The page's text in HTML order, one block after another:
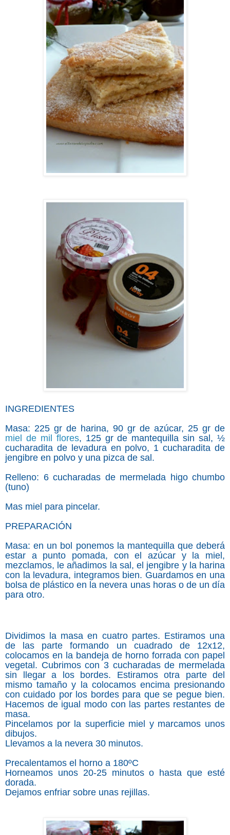
INGREDIENTES
Masa: 225 gr de harina, 90 gr de azúcar, 25 gr de
miel de mil flores, 125 gr de mantequilla sin sal, ½
cucharadita de levadura en polvo, 1 cucharadita de
jengibre en polvo y una pizca de sal.
Relleno: 6 cucharadas de mermelada higo chumbo
(tuno)
Mas miel para pincelar.
PREPARACIÓN
Masa: en un bol ponemos la mantequilla que deberá
estar a punto pomada, con el azúcar y la miel,
mezclamos, le añadimos la sal, el jengibre y la harina
con la levadura, integramos bien. Guardamos en una
bolsa de plástico en la nevera unas horas o de un día
para otro.
Dividimos la masa en cuatro partes. Estiramos una
de las parte formando un cuadrado de 12x12,
colocamos en la bandeja de horno forrada con papel
vegetal. Cubrimos con 3 cucharadas de mermelada
sin llegar a los bordes. Estiramos otra parte del
mismo tamaño y la colocamos encima presionando
con cuidado por los bordes para que se pegue bien.
Hacemos de igual modo con las partes restantes de
masa.
Pincelamos por la superficie miel y marcamos unos
dibujos.
Llevamos a la nevera 30 minutos.
Precalentamos el horno a 180ºC
Horneamos unos 20-25 minutos o hasta que esté
dorada.
Dejamos enfriar sobre unas rejillas.